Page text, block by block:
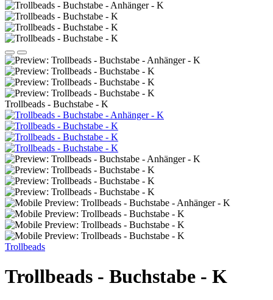
Trollbeads - Buchstabe - K
Trollbeads
Trollbeads - Buchstabe - K